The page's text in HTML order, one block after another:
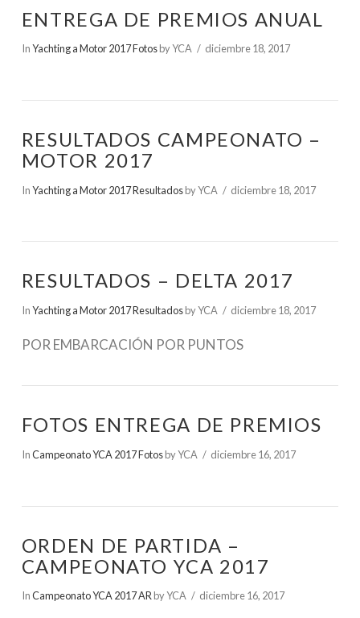
ENTREGA DE PREMIOS ANUAL
InYachting a Motor 2017 Fotosby YCA diciembre 18, 2017
RESULTADOS CAMPEONATO –
MOTOR 2017
InYachting a Motor 2017 Resultadosby YCA diciembre 18, 2017
RESULTADOS – DELTA 2017
InYachting a Motor 2017 Resultadosby YCA diciembre 18, 2017
POR EMBARCACIÓN POR PUNTOS
FOTOS ENTREGA DE PREMIOS
InCampeonato YCA 2017 Fotosby YCA diciembre 16, 2017
ORDEN DE PARTIDA –
CAMPEONATO YCA 2017
InCampeonato YCA 2017 ARby YCA diciembre 16, 2017